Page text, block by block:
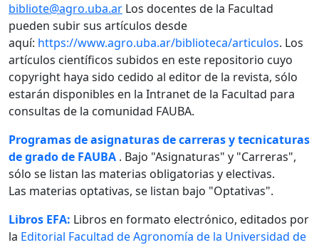
bibliote@agro.uba.ar Los docentes de la Facultad
pueden subir sus artículos desde
aquí: https://www.agro.uba.ar/biblioteca/articulos. Los
artículos científicos subidos en este repositorio cuyo
copyright haya sido cedido al editor de la revista, sólo
estarán disponibles en la Intranet de la Facultad para
consultas de la comunidad FAUBA.
Programas de asignaturas de carreras y tecnicaturas
de grado de FAUBA . Bajo "Asignaturas" y "Carreras",
sólo se listan las materias obligatorias y electivas.
Las materias optativas, se listan bajo "Optativas".
Libros EFA: Libros en formato electrónico, editados por
la Editorial Facultad de Agronomía de la Universidad de